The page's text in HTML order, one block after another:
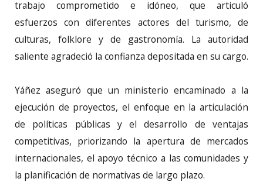
trabajo comprometido e idóneo, que articuló
esfuerzos con diferentes actores del turismo, de
culturas, folklore y de gastronomía. La autoridad
saliente agradeció la confianza depositada en su cargo.
Yáñez aseguró que un ministerio encaminado a la
ejecución de proyectos, el enfoque en la articulación
de políticas públicas y el desarrollo de ventajas
competitivas, priorizando la apertura de mercados
internacionales, el apoyo técnico a las comunidades y
la planificación de normativas de largo plazo.